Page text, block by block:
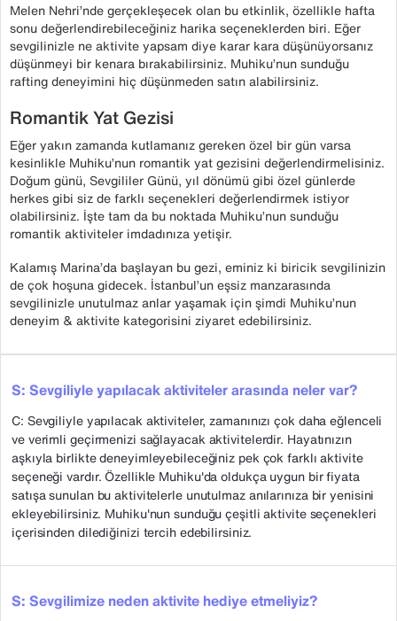
Melen Nehri’nde gerçekleşecek olan bu etkinlik, özellikle hafta
sonu değerlendirebileceğiniz harika seçeneklerden biri. Eğer
sevgilinizle ne aktivite yapsam diye karar kara düşünüyorsanız
düşünmeyi bir kenara bırakabilirsiniz. Muhiku’nun sunduğu
rafting deneyimini hiç düşünmeden satın alabilirsiniz.
Romantik Yat Gezisi
Eğer yakın zamanda kutlamanız gereken özel bir gün varsa
kesinlikle Muhiku’nun romantik yat gezisini değerlendirmelisiniz.
Doğum günü, Sevgililer Günü, yıl dönümü gibi özel günlerde
herkes gibi siz de farklı seçenekleri değerlendirmek istiyor
olabilirsiniz. İşte tam da bu noktada Muhiku’nun sunduğu
romantik aktiviteler imdadınıza yetişir.
Kalamış Marina’da başlayan bu gezi, eminiz ki biricik sevgilinizin
de çok hoşuna gidecek. İstanbul’un eşsiz manzarasında
sevgilinizle unutulmaz anlar yaşamak için şimdi Muhiku’nun
deneyim & aktivite kategorisini ziyaret edebilirsiniz.
S: Sevgiliyle yapılacak aktiviteler arasında neler var?
C: Sevgiliyle yapılacak aktiviteler, zamanınızı çok daha eğlenceli
ve verimli geçirmenizi sağlayacak aktivitelerdir. Hayatınızın
aşkıyla birlikte deneyimleyebileceğiniz pek çok farklı aktivite
seçeneği vardır. Özellikle Muhiku'da oldukça uygun bir fiyata
satışa sunulan bu aktivitelerle unutulmaz anılarınıza bir yenisini
ekleyebilirsiniz. Muhiku'nun sunduğu çeşitli aktivite seçenekleri
içerisinden dilediğinizi tercih edebilirsiniz.
S: Sevgilimize neden aktivite hediye etmeliyiz?